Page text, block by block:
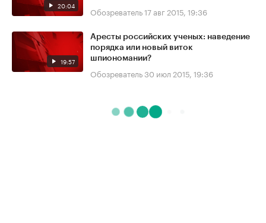
20:04 Обозреватель17 авг 2015, 19:36
19:57
Аресты российских ученых: наведение
порядка или новый виток
шпиономании?
Обозреватель30 июл 2015, 19:36